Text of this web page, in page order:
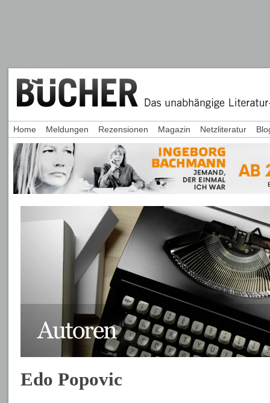
Edo Popovic
Home Meldungen Rezensionen Magazin Netzliteratur